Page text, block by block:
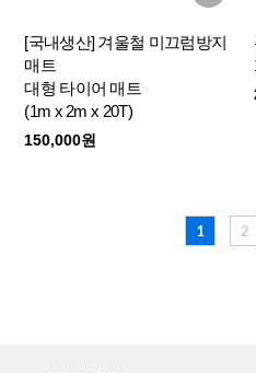
[국내생산] 겨울철 미끄럼방지
매트
대형 타이어 매트
(1m x 2m x 20T)
150,000원
1 2